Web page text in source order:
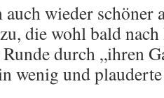
auch wieder schöner
die wohl bald nach
durch „ihren
wenig und